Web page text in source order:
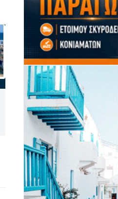
Guardians of Naxos: Οι
«Φρουροί της Νάξου»
ζωντανεύουν την αρχαϊκή
ιστορία του Σαγκρίου